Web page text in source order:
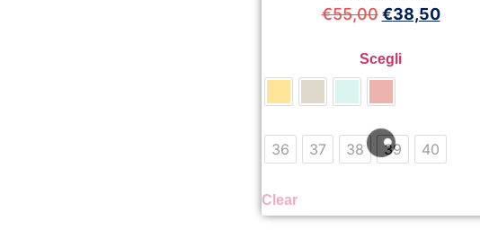
€55,00 €38,50
Scegli
36 37 38 39 40
Clear